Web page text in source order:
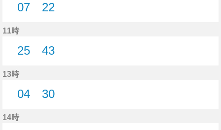
07
22
11時
25
43
13時
04
30
14時